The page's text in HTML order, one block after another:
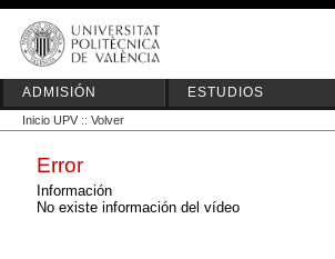
ADMISIÓN ESTUDIOS
Inicio UPV :: Volver
Error
Información
No existe información del vídeo